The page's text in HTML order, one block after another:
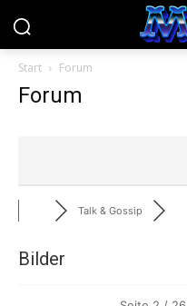
Start Forum
Forum
Talk & Gossip
Bilder